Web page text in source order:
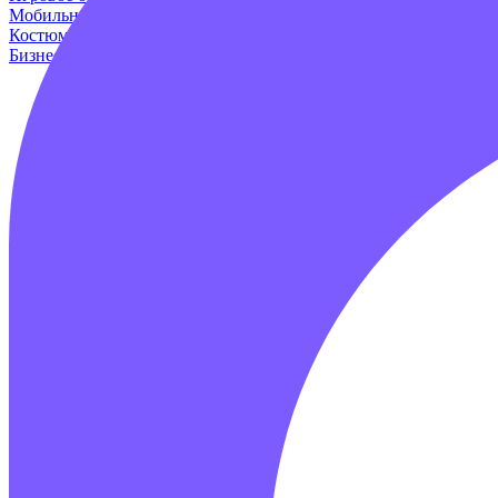
Мобильные аттракционы
Костюмы динозавров
Бизнес наборы